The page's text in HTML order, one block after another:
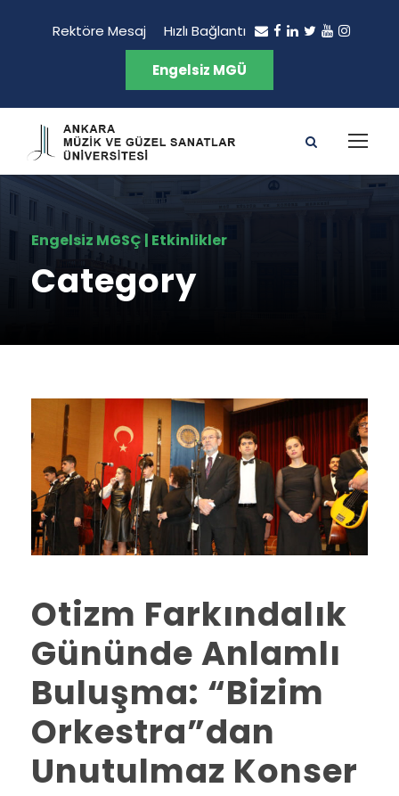
Rektöre Mesaj Hızlı Bağlantı
Engelsiz MGÜ
Engelsiz MGSÇ | Etkinlikler
Category
Otizm Farkındalık
Gününde Anlamlı
Buluşma: “Bizim
Orkestra”dan
Unutulmaz Konser